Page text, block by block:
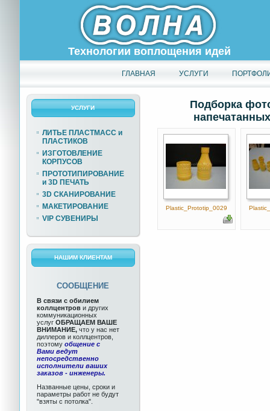
Технологии воплощения идей
ГЛАВНАЯ УСЛУГИ
УСЛУГИ
ЛИТЬЕ ПЛАСТМАСС и
ПЛАСТИКОВ
ИЗГОТОВЛЕНИЕ
КОРПУСОВ
ПРОТОТИПИРОВАНИЕ
и 3D ПЕЧАТЬ
3D СКАНИРОВАНИЕ
МАКЕТИРОВАНИЕ
VIP СУВЕНИРЫ
НАШИМ КЛИЕНТАМ
СООБЩЕНИЕ
В связи с обилием
коллцентров и других
коммуникационных
услуг ОБРАЩАЕМ ВАШЕ
ВНИМАНИЕ, что у нас нет
диллеров и коллцентров,
поэтому общение с
Вами ведут
непосредственно
исполнители ваших
заказов - инженеры.
Названные цены, сроки и
параметры работ не будут
"взяты с потолка".
Подборка
Plastic_Prototip_0029